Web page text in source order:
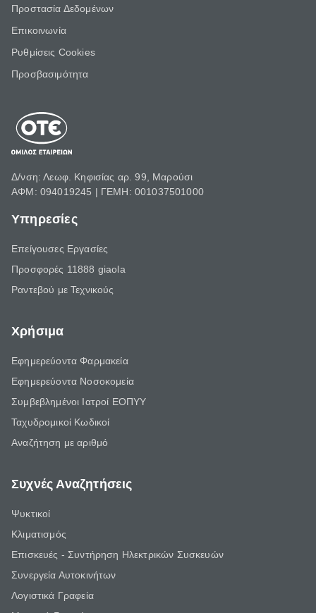
Προστασία Δεδομένων
Επικοινωνία
Ρυθμίσεις Cookies
Προσβασιμότητα
Δ/νση: Λεωφ. Κηφισίας αρ. 99, Μαρούσι
ΑΦΜ: 094019245 | ΓΕΜΗ: 001037501000
Υπηρεσίες
Επείγουσες Εργασίες
Προσφορές 11888 giaola
Ραντεβού με Τεχνικούς
Χρήσιμα
Εφημερεύοντα Φαρμακεία
Εφημερεύοντα Νοσοκομεία
Συμβεβλημένοι Ιατροί ΕΟΠΥΥ
Ταχυδρομικοί Κωδικοί
Αναζήτηση με αριθμό
Συχνές Αναζητήσεις
Ψυκτικοί
Κλιματισμός
Επισκευές - Συντήρηση Ηλεκτρικών Συσκευών
Συνεργεία Αυτοκινήτων
Λογιστικά Γραφεία